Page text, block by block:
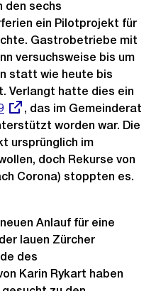
den sechs
ein Pilotprojekt für
Gastrobetriebe mit
versuchsweise bis um
statt wie heute bis
Verlangt hatte dies ein
, das im Gemeinderat
worden war. Die
ursprünglich im
doch Rekurse von
Corona) stoppten es.
Anlauf für eine
lauen Zürcher
des
Karin Rykart haben